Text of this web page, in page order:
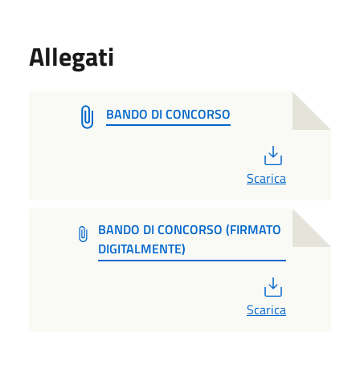
Allegati
BANDO DI CONCORSO
Scarica
BANDO DI CONCORSO (FIRMATO
DIGITALMENTE)
Scarica